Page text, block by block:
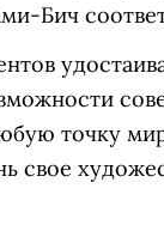
Бич
точку
свое